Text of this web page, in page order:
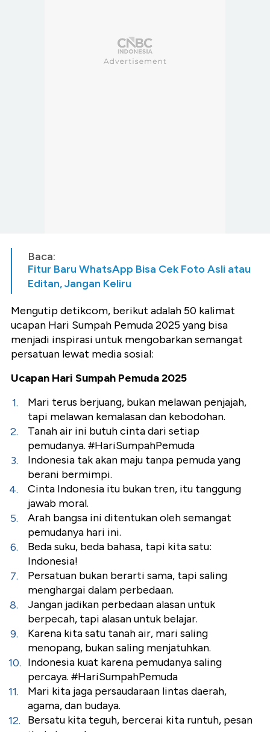
Baca:
Fitur Baru WhatsApp Bisa Cek Foto Asli atau
Editan, Jangan Keliru
Mengutip detikcom, berikut adalah 50 kalimat
ucapan Hari Sumpah Pemuda 2025 yang bisa
menjadi inspirasi untuk mengobarkan semangat
persatuan lewat media sosial:
Ucapan Hari Sumpah Pemuda 2025
Mari terus berjuang, bukan melawan penjajah,
tapi melawan kemalasan dan kebodohan.
Tanah air ini butuh cinta dari setiap
pemudanya. #HariSumpahPemuda
Indonesia tak akan maju tanpa pemuda yang
berani bermimpi.
Cinta Indonesia itu bukan tren, itu tanggung
jawab moral.
Arah bangsa ini ditentukan oleh semangat
pemudanya hari ini.
Beda suku, beda bahasa, tapi kita satu:
Indonesia!
Persatuan bukan berarti sama, tapi saling
menghargai dalam perbedaan.
Jangan jadikan perbedaan alasan untuk
berpecah, tapi alasan untuk belajar.
Karena kita satu tanah air, mari saling
menopang, bukan saling menjatuhkan.
Indonesia kuat karena pemudanya saling
percaya. #HariSumpahPemuda
Mari kita jaga persaudaraan lintas daerah,
agama, dan budaya.
Bersatu kita teguh, bercerai kita runtuh, pesan